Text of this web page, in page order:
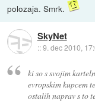
polozaja. Smrk.
SkyNet
::9. dec 2010,
ki so s svojim
evropskim kupcem
ostalih naprav s to